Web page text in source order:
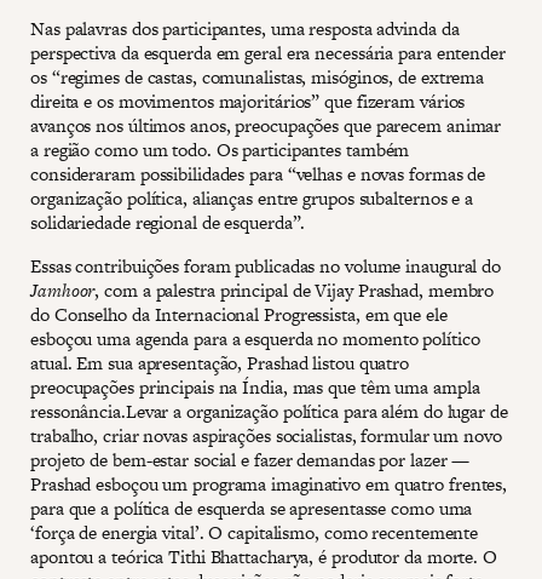
Nas palavras dos participantes, uma resposta advinda da
perspectiva da esquerda em geral era necessária para entender
os “regimes de castas, comunalistas, misóginos, de extrema
direita e os movimentos majoritários” que fizeram vários
avanços nos últimos anos, preocupações que parecem animar
a região como um todo. Os participantes também
consideraram possibilidades para “velhas e novas formas de
organização política, alianças entre grupos subalternos e a
solidariedade regional de esquerda”.
Essas contribuições foram publicadas no volume inaugural do
Jamhoor, com a palestra principal de Vijay Prashad, membro
do Conselho da Internacional Progressista, em que ele
esboçou uma agenda para a esquerda no momento político
atual. Em sua apresentação, Prashad listou quatro
preocupações principais na Índia, mas que têm uma ampla
ressonância.Levar a organização política para além do lugar de
trabalho, criar novas aspirações socialistas, formular um novo
projeto de bem-estar social e fazer demandas por lazer —
Prashad esboçou um programa imaginativo em quatro frentes,
para que a política de esquerda se apresentasse como uma
‘força de energia vital’. O capitalismo, como recentemente
apontou a teórica Tithi Bhattacharya, é produtor da morte. O